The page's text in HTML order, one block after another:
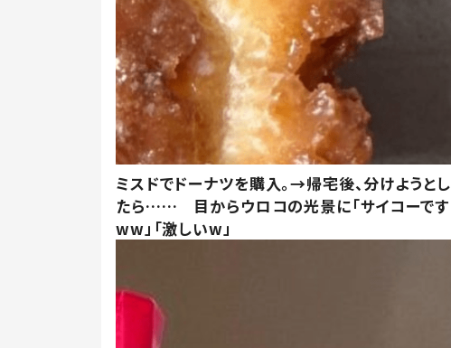
ミスドでドーナツを購入。→帰宅後、分けようとし
たら…… 目からウロコの光景に「サイコーです
ww」「激しいw」